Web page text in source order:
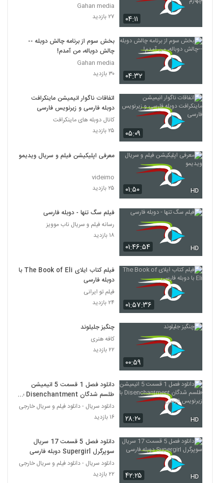
۰۴:۱۱
Gahan media
۲۷ بازدید
۰۴:۳۲
بخش سوم از برنامه چالش دوبله --
چالش دوباله، من آمدم!
Gahan media
۳۰ بازدید
۰۵:۰۹
اتفاقات ناگوار انیمیشن ماینکرافت
دوبله فارسی و زیرنویس فارسی
کانال دوبله های ماینکرافت
۲۵ بازدید
۰۱:۵۰ HD
معرفی اپلیکیشن فیلم و سریال ویدیمو
videimo
۲۵ بازدید
۰۱:۴۶:۵۴ HD
فیلم سگ تنها - دوبله فارسی
رسانه فیلم و سریال ناب موویز
۱۸ بازدید
۰۱:۵۷:۳۶
فیلم کتاب ایلای The Book of Eli با
دوبله فارسی
فیلم تو ایرانی
۲۴ بازدید
۰۰:۵۹
چنگیز جلیلوند
کافه هنری
۲۲ بازدید
۲۸:۲۰ HD
دانلود فصل 1 قسمت 5 انیمیشن
طلسم شدگان Disenchantment با
زیرنویس فارسی
دانلود سریال - دانلود فیلم و سریال خارجی
۱۶ بازدید
۴۲:۲۵ HD
دانلود فصل 5 قسمت 17 سریال
سوپرگرل Supergirl دوبله فارسی
دانلود سریال - دانلود فیلم و سریال خارجی
۲۲ بازدید